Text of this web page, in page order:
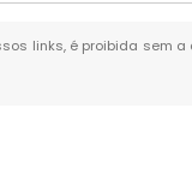
links, é proibida sem